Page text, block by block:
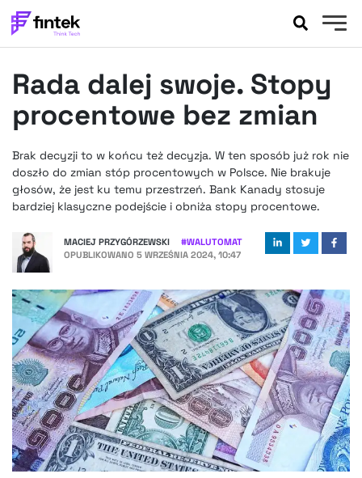
BANKOWOŚĆ
FELIETONY
WYWIADY
LEGAL
PODCASTY
OKIEM EKSPERTA
Rada dalej swoje. Stopy
procentowe bez zmian
Brak decyzji to w końcu też decyzja. W ten sposób już rok nie
doszło do zmian stóp procentowych w Polsce. Nie brakuje
głosów, że jest ku temu przestrzeń. Bank Kanady stosuje
bardziej klasyczne podejście i obniża stopy procentowe.
MACIEJ PRZYGÓRZEWSKI #WALUTOMAT
OPUBLIKOWANO 5 WRZEŚNIA 2024, 10:47